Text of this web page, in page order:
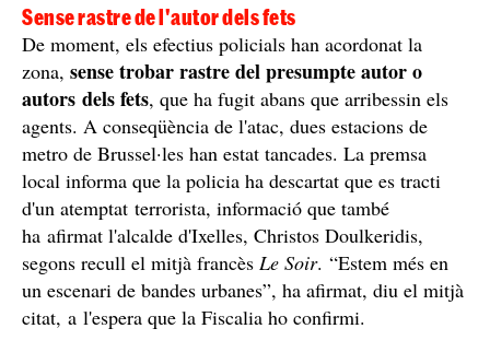
Sense rastre de l'autor dels fets
De moment, els efectius policials han acordonat la
zona, sense trobar rastre del presumpte autor o
autors dels fets, que ha fugit abans que arribessin els
agents. A conseqüència de l'atac, dues estacions de
metro de Brussel·les han estat tancades. La premsa
local informa que la policia ha descartat que es tracti
d'un atemptat terrorista, informació que també
ha afirmat l'alcalde d'Ixelles, Christos Doulkeridis,
segons recull el mitjà francès Le Soir. “Estem més en
un escenari de bandes urbanes”, ha afirmat, diu el mitjà
citat, a l'espera que la Fiscalia ho confirmi.